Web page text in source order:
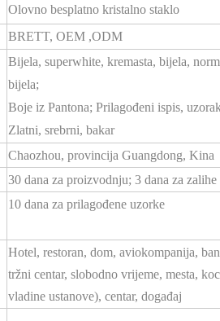
Olovno besplatno kristalno staklo
BRETT, OEM ,ODM
Bijela, superwhite, kremasta, bijela,
bijela;
Boje iz Pantona; Prilagođeni ispis,
Zlatni, srebrni, bakar
Chaozhou, provincija Guangdong, Kina
30 dana za proizvodnju; 3 dana za zalihe
10 dana za prilagođene uzorke
Hotel, restoran, dom, aviokompanija,
tržni centar, slobodno vrijeme, mesta,
vladine ustanove), centar, događaj